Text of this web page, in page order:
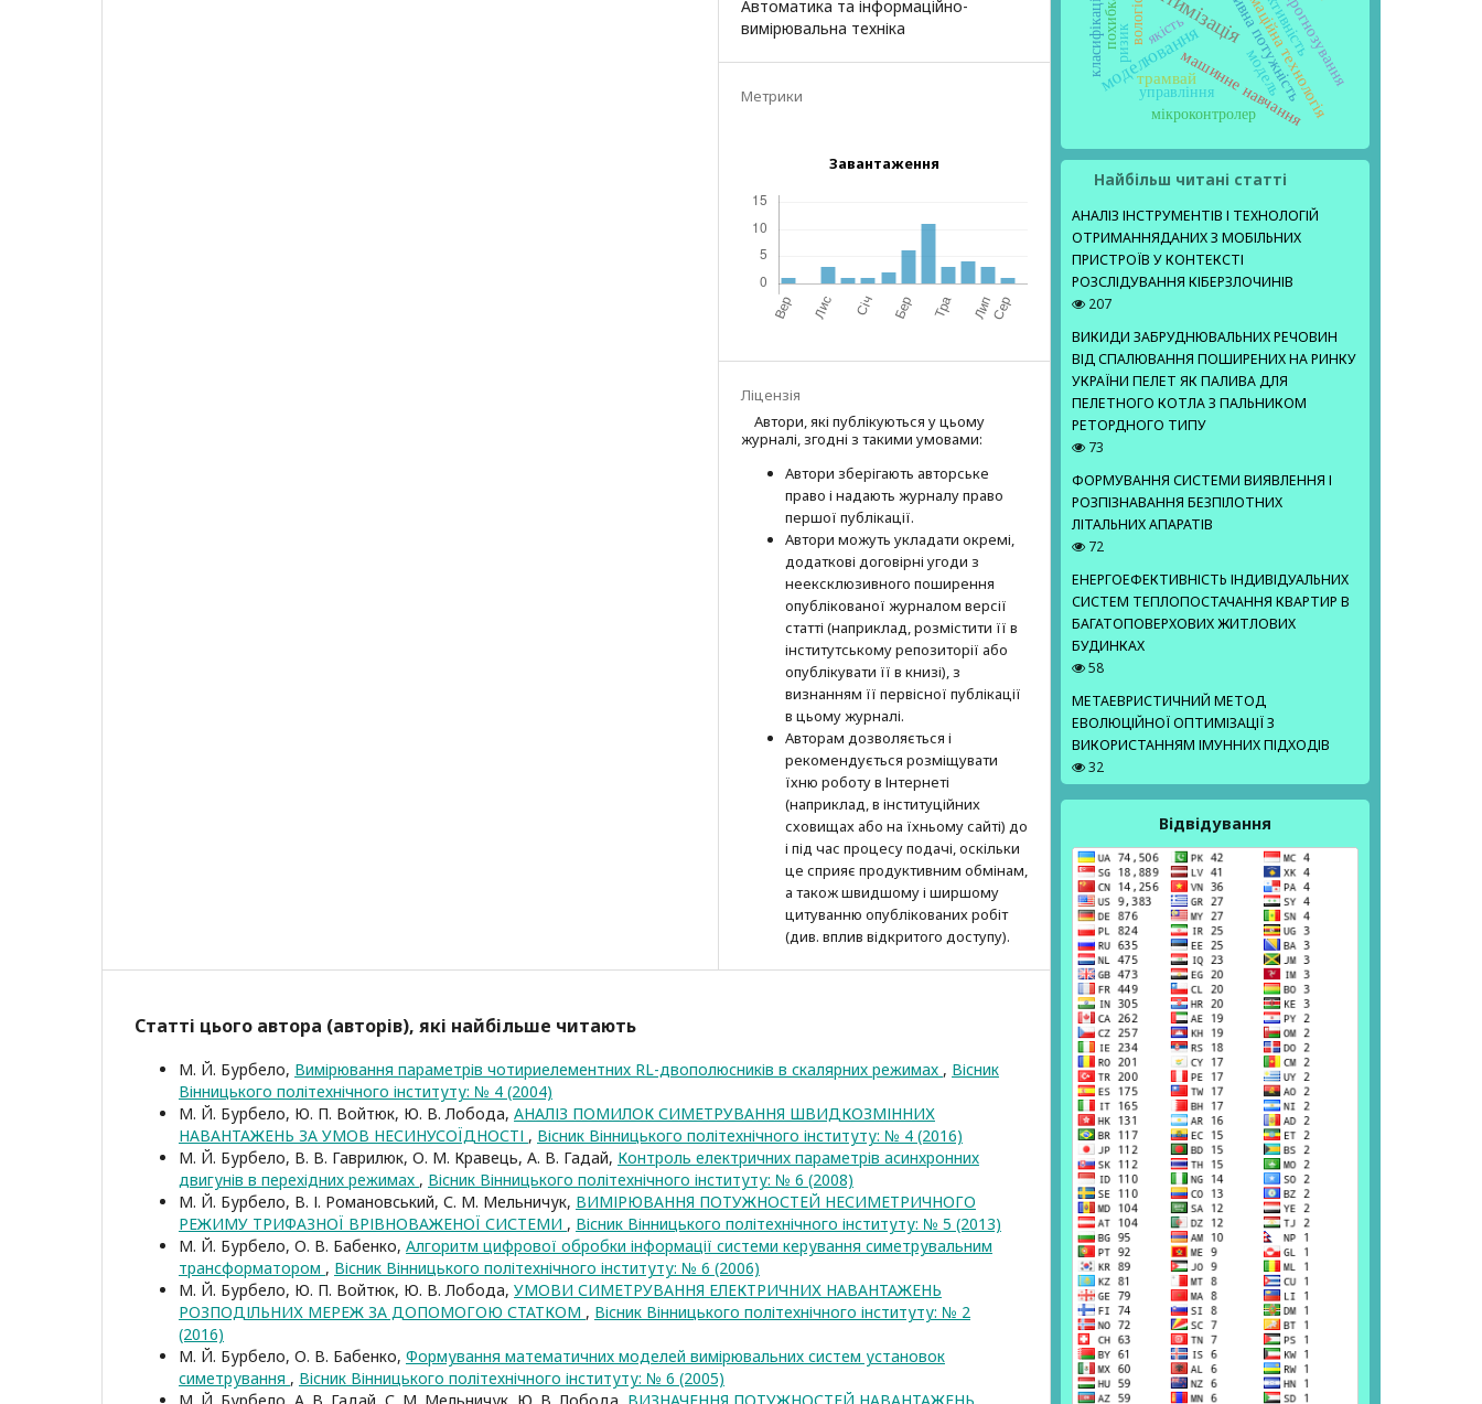
Автоматика та інформаційно-
вимірювальна техніка
Метрики
Завантаження
Ліцензія
Автори, які публікуються у цьому
журналі, згодні з такими умовами:
Автори зберігають авторське
право і надають журналу право
першої публі­кації.
Автори можуть укладати окремі,
додат­кові договірні угоди з
неексклюзив­ного поширення
опублікованої журналом версії
статті (наприклад, розмістити її в
інститутському репозиторії або
опубліку­вати її в книзі), з
визнанням її первісної публікації
в цьому журналі.
Авторам дозволяється і
рекомендується розміщувати
їхню роботу в Інтернеті
(наприклад, в інституційних
сховищах або на їхньому сайті) до
і під час процесу подачі, оскільки
це сприяє продуктивним обмінам,
а також швидшому і ширшому
цитуванню опубліко­ва­них робіт
(див. вплив відкритого доступу).
Статті цього автора (авторів), які найбільше читають
М. Й. Бурбело, Вимірювання параметрів чотириелементних RL-двополюсників в скалярних режимах , Вісник
Вінницького політехнічного інституту: № 4 (2004)
М. Й. Бурбело, Ю. П. Войтюк, Ю. В. Лобода, АНАЛІЗ ПОМИЛОК СИМЕТРУВАННЯ ШВИДКОЗМІННИХ
НАВАНТАЖЕНЬ ЗА УМОВ НЕСИНУСОЇДНОСТІ , Вісник Вінницького політехнічного інституту: № 4 (2016)
М. Й. Бурбело, В. В. Гаврилюк, О. М. Кравець, А. В. Гадай, Контроль електричних параметрів асинхронних
двигунів в перехідних режимах , Вісник Вінницького політехнічного інституту: № 6 (2008)
М. Й. Бурбело, В. І. Романовський, С. М. Мельничук, ВИМІРЮВАННЯ ПОТУЖНОСТЕЙ НЕСИМЕТРИЧНОГО
РЕЖИМУ ТРИФАЗНОЇ ВРІВНОВАЖЕНОЇ СИСТЕМИ , Вісник Вінницького політехнічного інституту: № 5 (2013)
М. Й. Бурбело, О. В. Бабенко, Алгоритм цифрової обробки інформації системи керування симетрувальним
трансформатором , Вісник Вінницького політехнічного інституту: № 6 (2006)
М. Й. Бурбело, Ю. П. Войтюк, Ю. В. Лобода, УМОВИ СИМЕТРУВАННЯ ЕЛЕКТРИЧНИХ НАВАНТАЖЕНЬ
РОЗПОДІЛЬНИХ МЕРЕЖ ЗА ДОПОМОГОЮ СТАТКОМ , Вісник Вінницького політехнічного інституту: № 2
(2016)
М. Й. Бурбело, О. В. Бабенко, Формування математичних моделей вимірювальних систем установок
симетрування , Вісник Вінницького політехнічного інституту: № 6 (2005)
моделювання інформаційна технологія
реактивна потужність
машинне навчання
модельпрогнозування
трамвай
вологість
ризик
управління
мікроконтролер
якість
класифікаціяпохибка
Найбільш читані статті
АНАЛІЗ ІНСТРУМЕНТІВ І ТЕХНОЛОГІЙ
ОТРИМАННЯДАНИХ З МОБІЛЬНИХ
ПРИСТРОЇВ У КОНТЕКСТІ
РОЗСЛІДУВАННЯ КІБЕРЗЛОЧИНІВ
207
ВИКИДИ ЗАБРУДНЮВАЛЬНИХ РЕЧОВИН
ВІД СПАЛЮВАННЯ ПОШИРЕНИХ НА РИНКУ
УКРАЇНИ ПЕЛЕТ ЯК ПАЛИВА ДЛЯ
ПЕЛЕТНОГО КОТЛА З ПАЛЬНИКОМ
РЕТОРДНОГО ТИПУ
73
ФОРМУВАННЯ СИСТЕМИ ВИЯВЛЕННЯ І
РОЗПІЗНАВАННЯ БЕЗПІЛОТНИХ
ЛІТАЛЬНИХ АПАРАТІВ
72
ЕНЕРГОЕФЕКТИВНІСТЬ ІНДИВІДУАЛЬНИХ
СИСТЕМ ТЕПЛОПОСТАЧАННЯ КВАРТИР В
БАГАТОПОВЕРХОВИХ ЖИТЛОВИХ
БУДИНКАХ
58
МЕТАЕВРИСТИЧНИЙ МЕТОД
ЕВОЛЮЦІЙНОЇ ОПТИМІЗАЦІЇ З
ВИКОРИСТАННЯМ ІМУННИХ ПІДХОДІВ
32
Відвідування